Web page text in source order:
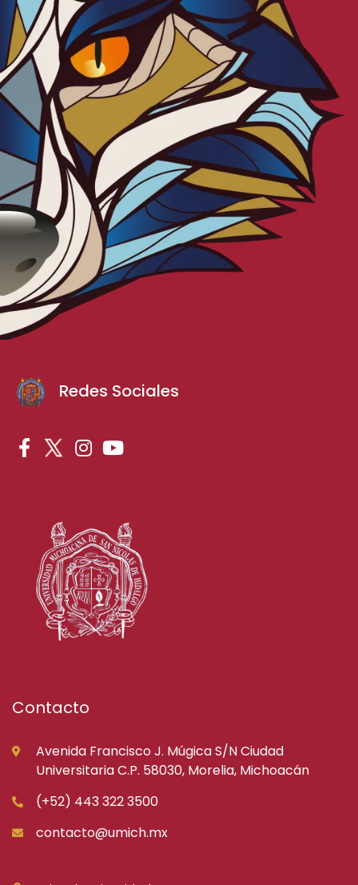
Redes Sociales
Contacto
Avenida Francisco J. Múgica S/N Ciudad
Universitaria C.P. 58030, Morelia, Michoacán
(+52) 443 322 3500
contacto@umich.mx